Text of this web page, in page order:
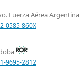
Fuerza Aérea Argentina
0585-860X
9695-2812